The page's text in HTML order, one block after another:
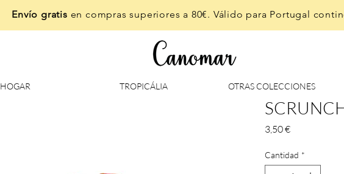
Envío gratis en compras superiores a 80€. Válido para Portugal
HOGAR TROPICÁLIA OTRAS COLECCIONES
3,50 €Precio
Cantidad *